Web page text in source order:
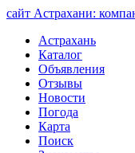
сайт Астрахани:
Астрахань
Каталог
Объявления
Отзывы
Новости
Погода
Карта
Поиск